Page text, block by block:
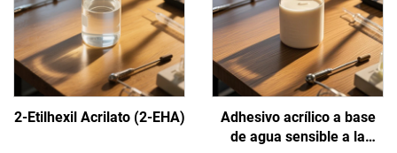
2-Etilhexil Acrilato (2-EHA)
Adhesivo acrílico a base
de agua sensible a la